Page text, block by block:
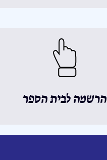
הרשמה לבית הספר